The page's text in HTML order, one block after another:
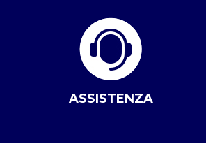
ASSISTENZA